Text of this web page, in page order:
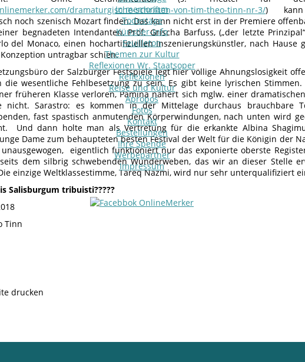
In memoriam
Todestage
Künstler-Info
Feuilleton
Themen zur Kultur
Reflexionen Wr. Staatsoper
Reflexionen
Reise und Kultur
Apropos
Fotos
Kontakt
Bestellungen
Ihre Spende
Werbepartner
Impressum
dramaturgische-schriften-von-tim-theo-tinn-nr-3/)
noch szenisch Mozart finden. Das kann nicht erst in der Premiere
begnadeten Intendanten, Prof. Grischa Barfuss, („der letzte
del Monaco, einen hochartifiziellen Inszenierungskünstler, nach Hause
untragbar schien.
der Salzburger Festspiele legt hier völlige Ahnungslosigkeit
die wesentliche Fehlbesetzung zu sein. Es gibt keine lyrischen
früheren Klasse verloren, Pamina nähert sich mglw. einer
nicht. Sarastro: es kommen in der Mittelage durchaus brauchbare
fast spastisch anmutenden Körperwindungen, nach unten wird
Und dann holte man als Vertretung für die erkankte Albina
Dame zum behaupteten besten Festival der Welt für die Königin der
eigentlich funktioniert nur das exponierte oberste
dem silbrig schwebenden Wunderweben, das wir an dieser Stelle
einzige Weltklassestimme, Tareq Nazmi, wird nur sehr unterqualifiziert
Salisburgum tribuisti?????
Tinn
drucken